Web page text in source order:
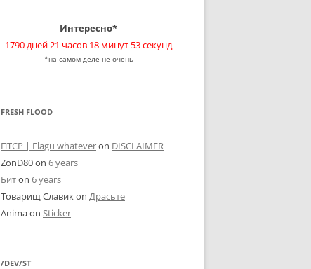
Интересно*
1790 дней 21 часов 18 минут 53 секунд
*на самом деле не очень
FRESH FLOOD
ПТСР | Elagu whateveron DISCLAIMER
ZonD80on 6 years
Битon 6 years
Товарищ Славикon Драсьте
Animaon Sticker
/DEV/ST